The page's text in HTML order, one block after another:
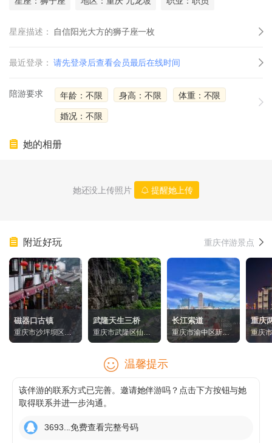
星座描述： 自信阳光大方的狮子座一枚
最近登录： 请先登录后查看会员最后在线时间
陪游要求 年龄：不限 身高：不限 体重：不限
婚况：不限
她的相册
她还没上传照片 提醒她上传
附近好玩 重庆伴游景点
磁器口古镇
重庆市沙坪坝区磁
器口古镇
武隆天生三桥
重庆市武隆区仙女
山镇游客接待中心
长江索道
重庆市渝中区新华
路151号
重庆
重庆
洞旅
温馨提示
该伴游的联系方式已完善。邀请她伴游吗？点击下方按钮与她
取得联系并进一步沟通。
3693...免费查看完整号码